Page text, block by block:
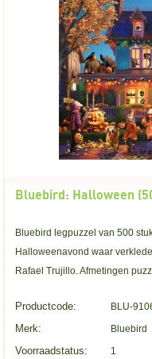
Bluebird: Halloween
Bluebird legpuzzel van 500
Halloweenavond waar
Rafael Trujillo. Afmetingen
Productcode: BLU-
Merk: Bluebird
Voorraadstatus: 1